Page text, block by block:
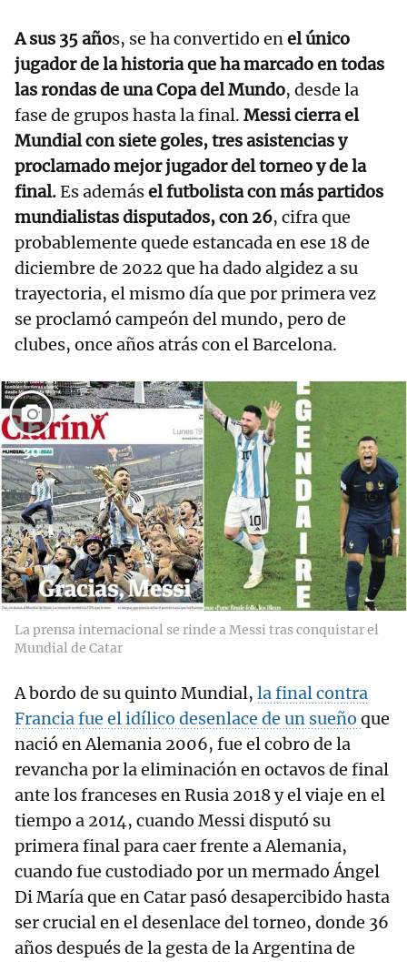
A sus 35 años, se ha convertido enel único
jugador de la historia que ha marcado en todas
las rondas de una Copa del Mundo, desde la
fase de grupos hasta la final. Messi cierra el
Mundial con siete goles, tres asistencias y
proclamado mejor jugador del torneo y de la
final.Es ademásel futbolista con más partidos
mundialistas disputados, con 26, cifra que
probablemente quede estancada en ese 18 de
diciembre de 2022 que ha dado algidez a su
trayectoria, el mismo día que por primera vez
se proclamó campeón del mundo, pero de
clubes, once años atrás con el Barcelona.
30
La prensa internacional se rinde a Messi tras conquistar el
Mundial de Catar
A bordo de su quinto Mundial, la final contra
Francia fue el idílico desenlace de un sueño que
nació en Alemania 2006, fue el cobro de la
revancha por la eliminación en octavos de final
ante los franceses en Rusia 2018 y el viaje en el
tiempo a 2014, cuando Messi disputó su
primera final para caer frente a Alemania,
cuando fue custodiado por un mermado Ángel
Di María que en Catar pasó desapercibido hasta
ser crucial en el desenlace del torneo, donde 36
años después de la gesta de la Argentina de